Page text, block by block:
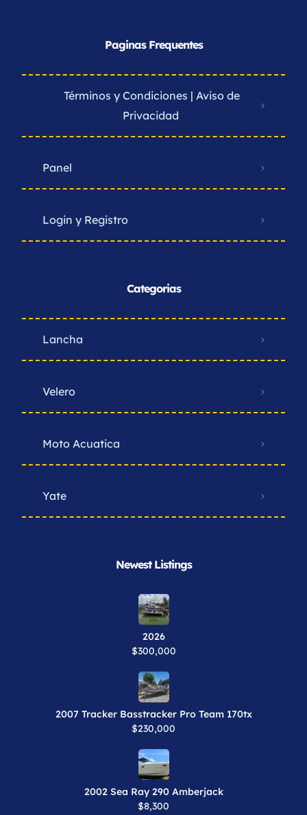
Paginas Frequentes
Términos y Condiciones | Aviso de
Privacidad ​
Panel
Login y Registro
Categorias
Lancha
Velero
Moto Acuatica
Yate
Newest Listings​
2026
$300,000
2007 Tracker Basstracker Pro Team 170tx
$230,000
2002 Sea Ray 290 Amberjack
$8,300